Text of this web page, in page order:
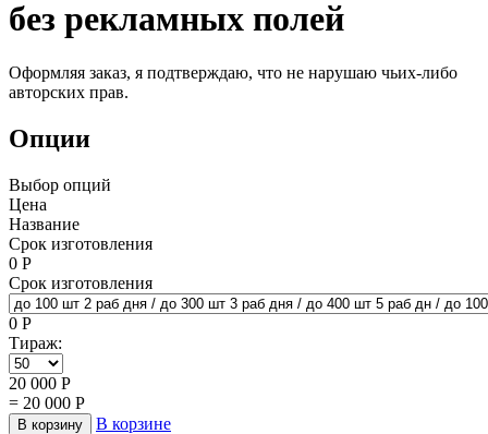
без рекламных полей
Оформляя заказ, я подтверждаю, что не нарушаю чьих-либо
авторских прав.
Опции
Выбор опций
Цена
Название
Срок изготовления
0 Р
Срок изготовления
0 Р
Тираж:
20 000 Р
= 20 000 Р
В корзину
В корзине